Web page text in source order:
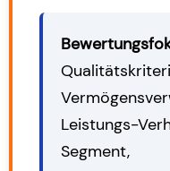
Leistungs-